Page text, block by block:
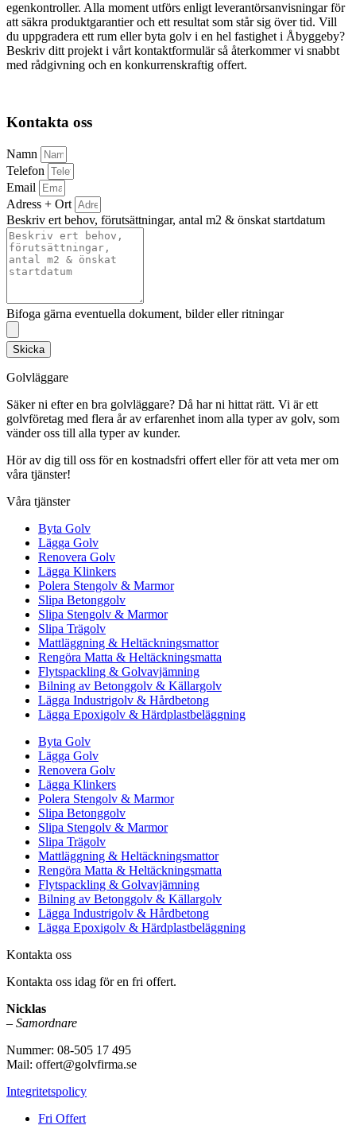
egenkontroller. Alla moment utförs enligt leverantörsanvisningar för
att säkra produktgarantier och ett resultat som står sig över tid. Vill
du uppgradera ett rum eller byta golv i en hel fastighet i Åbyggeby?
Beskriv ditt projekt i vårt kontaktformulär så återkommer vi snabbt
med rådgivning och en konkurrenskraftig offert.
Kontakta oss
Namn
Telefon
Email
Adress + Ort
Beskriv ert behov, förutsättningar, antal m2 & önskat startdatum
Bifoga gärna eventuella dokument, bilder eller ritningar
Skicka
Golvläggare
Säker ni efter en bra golvläggare? Då har ni hittat rätt. Vi är ett
golvföretag med flera år av erfarenhet inom alla typer av golv, som
vänder oss till alla typer av kunder.
Hör av dig till oss för en kostnadsfri offert eller för att veta mer om
våra tjänster!
Våra tjänster
Byta Golv
Lägga Golv
Renovera Golv
Lägga Klinkers
Polera Stengolv & Marmor
Slipa Betonggolv
Slipa Stengolv & Marmor
Slipa Trägolv
Mattläggning & Heltäckningsmattor
Rengöra Matta & Heltäckningsmatta
Flytspackling & Golvavjämning
Bilning av Betonggolv & Källargolv
Lägga Industrigolv & Hårdbetong
Lägga Epoxigolv & Härdplastbeläggning
Byta Golv
Lägga Golv
Renovera Golv
Lägga Klinkers
Polera Stengolv & Marmor
Slipa Betonggolv
Slipa Stengolv & Marmor
Slipa Trägolv
Mattläggning & Heltäckningsmattor
Rengöra Matta & Heltäckningsmatta
Flytspackling & Golvavjämning
Bilning av Betonggolv & Källargolv
Lägga Industrigolv & Hårdbetong
Lägga Epoxigolv & Härdplastbeläggning
Kontakta oss
Kontakta oss idag för en fri offert.
Nicklas
– Samordnare
Nummer: 08-505 17 495
Mail: offert@golvfirma.se
Integritetspolicy
Fri Offert